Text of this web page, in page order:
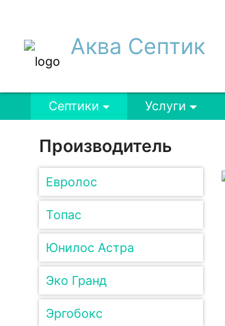
Аква Септик
Септики Услуги
Производитель
Евролос
Топас
Юнилос Астра
Эко Гранд
Эргобокс